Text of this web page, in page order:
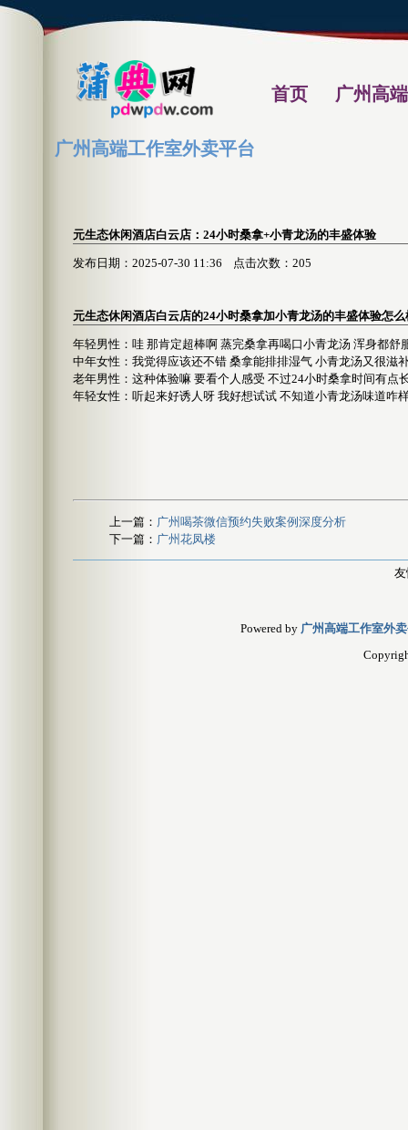
首页 广州高
广州高端工作室外卖平台
元生态休闲酒店白云店：24小时桑拿+小青龙汤的丰盛体验
发布日期：2025-07-30 11:36 点击次数：205
元生态休闲酒店白云店的24小时桑拿加小青龙汤的丰盛体验怎么
年轻男性 ：哇 那肯定超棒啊 蒸完桑拿再喝口小青龙汤 浑身都舒
中年女性 ：我觉得应该还不错 桑拿能排排湿气 小青龙汤又很滋
老年男性 ：这种体验嘛 要看个人感受 不过24小时桑拿时间有点
年轻女性 ：听起来好诱人呀 我好想试试 不知道小青龙汤味道咋
上一篇： 广州喝茶微信预约失败案例深度分析
下一篇： 广州花凤楼
Powered by 广州高端工作室外